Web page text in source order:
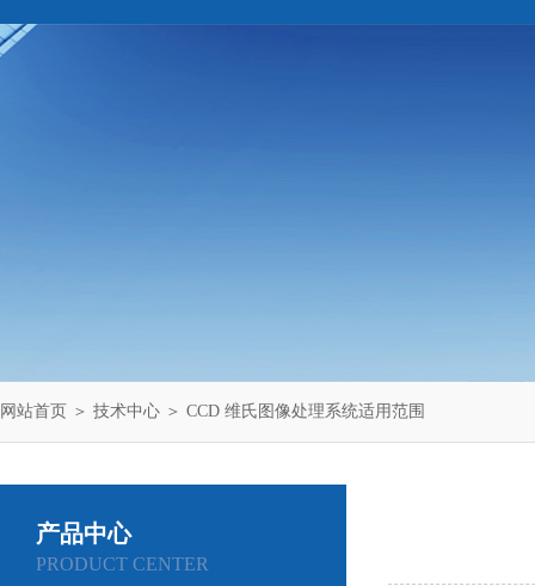
网站首页 ＞ 技术中心 ＞ CCD 维氏图像处理系统适用范围
产品中心
PRODUCT CENTER